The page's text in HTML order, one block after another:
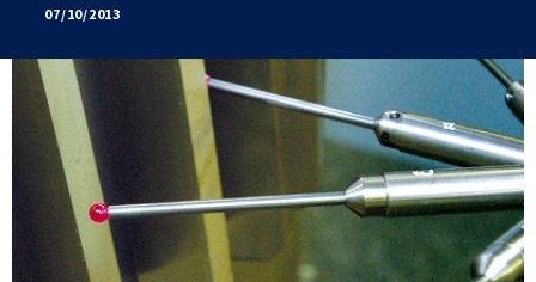
NOUS REJOINDRE
MÉCATHÈQUE, LA BASE DE CONNAISSANCES
07/10/2013